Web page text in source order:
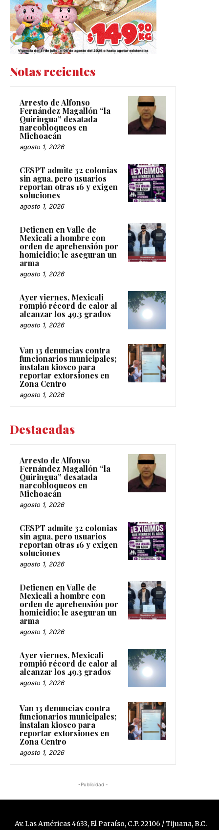
Notas recientes
Arresto de Alfonso
Fernández Magallón “la
Quiringua” desatada
narcobloqueos en
Michoacán
agosto 1, 2026
CESPT admite 32 colonias
sin agua, pero usuarios
reportan otras 16 y exigen
soluciones
agosto 1, 2026
Detienen en Valle de
Mexicali a hombre con
orden de aprehensión por
homicidio; le aseguran un
arma
agosto 1, 2026
Ayer viernes, Mexicali
rompió récord de calor al
alcanzar los 49.3 grados
agosto 1, 2026
Van 13 denuncias contra
funcionarios municipales;
instalan kiosco para
reportar extorsiones en
Zona Centro
agosto 1, 2026
Destacadas
Arresto de Alfonso
Fernández Magallón “la
Quiringua” desatada
narcobloqueos en
Michoacán
agosto 1, 2026
CESPT admite 32 colonias
sin agua, pero usuarios
reportan otras 16 y exigen
soluciones
agosto 1, 2026
Detienen en Valle de
Mexicali a hombre con
orden de aprehensión por
homicidio; le aseguran un
arma
agosto 1, 2026
Ayer viernes, Mexicali
rompió récord de calor al
alcanzar los 49.3 grados
agosto 1, 2026
Van 13 denuncias contra
funcionarios municipales;
instalan kiosco para
reportar extorsiones en
Zona Centro
agosto 1, 2026
-Publicidad -
Av. Las Américas 4633, El Paraíso, C.P. 22106 / Tijuana, B.C.